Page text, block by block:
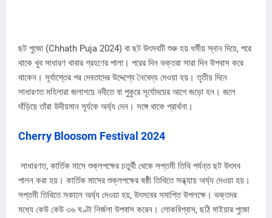
ছট পুজো (Chhath Puja 2024) বা ছট উৎসবটি শুরু হয় ধর্মীয় স্নান দিয়ে, পরে
থাকে খুব সাধারণ খাবার গ্রহণের পালা। পরের দিন ভক্তরা সারা দিন উপবাস করে
থাকেন। সূর্যাস্তের পর দেবতাদের উদ্দেশ্যে নৈবেদ্য দেওয়া হয়। তৃতীয় দিনে
সাধারণত মহিলারা জলাশয়ে নদীতে বা পুকুরে সূর্যোদয়ের আগে জড়ো হন। জলে
দাঁড়িয়ে তাঁরা উদীয়মান সূর্যকে অর্ঘ্য দেন। সঙ্গে থাকে প্রার্থনা।
Cherry Bloosom Festival 2024
সাধারণত, কার্তিক মাসে শুক্লপক্ষের চতুর্থী থেকে সপ্তমী তিথি পর্যন্ত ছট উৎসব
পালন করা হয়। কার্তিক মাসের শুক্লপক্ষের ষষ্ঠী তিথিতে সন্ধ্যায় অর্ঘ্য দেওয়া হয়।
সপ্তমী তিথিতে সকালে অর্ঘ্য দেওয়া হয়, উৎসবের সমাপ্তি উপলক্ষে। ভক্তদর
মধ্যে কেউ কেউ ৩৬ ঘণ্টা নির্জলা উপবাস করেন। লোকবিশ্বাস, ছঠি মাইয়ার পুজো